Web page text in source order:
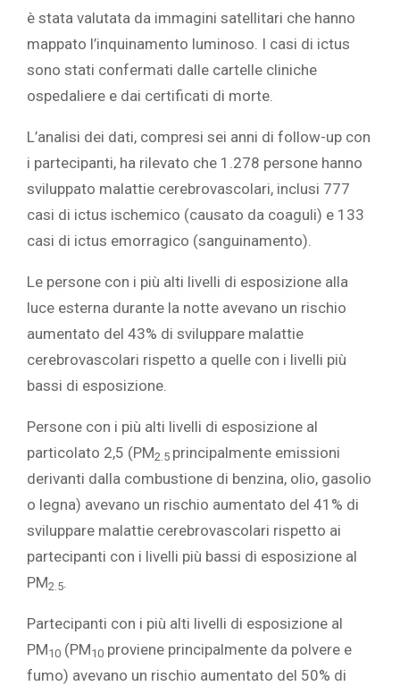
è stata valutata da immagini satellitari che hanno
mappato l’inquinamento luminoso. I casi di ictus
sono stati confermati dalle cartelle cliniche
ospedaliere e dai certificati di morte.
L’analisi dei dati, compresi sei anni di follow-up con
i partecipanti, ha rilevato che 1.278 persone hanno
sviluppato malattie cerebrovascolari, inclusi 777
casi di ictus ischemico (causato da coaguli) e 133
casi di ictus emorragico (sanguinamento).
Le persone con i più alti livelli di esposizione alla
luce esterna durante la notte avevano un rischio
aumentato del 43% di sviluppare malattie
cerebrovascolari rispetto a quelle con i livelli più
bassi di esposizione.
Persone con i più alti livelli di esposizione al
particolato 2,5 (PM2.5 principalmente emissioni
derivanti dalla combustione di benzina, olio, gasolio
o legna) avevano un rischio aumentato del 41% di
sviluppare malattie cerebrovascolari rispetto ai
partecipanti con i livelli più bassi di esposizione al
PM2.5.
Partecipanti con i più alti livelli di esposizione al
PM10 (PM10 proviene principalmente da polvere e
fumo) avevano un rischio aumentato del 50% di